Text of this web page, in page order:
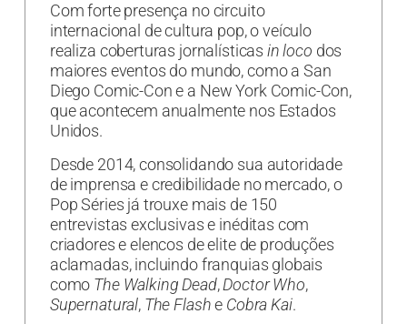
Com forte presença no circuito
internacional de cultura pop, o veículo
realiza coberturas jornalísticas in loco dos
maiores eventos do mundo, como a San
Diego Comic-Con e a New York Comic-Con,
que acontecem anualmente nos Estados
Unidos.
Desde 2014, consolidando sua autoridade
de imprensa e credibilidade no mercado, o
Pop Séries já trouxe mais de 150
entrevistas exclusivas e inéditas com
criadores e elencos de elite de produções
aclamadas, incluindo franquias globais
como The Walking Dead,Doctor Who,
Supernatural, The Flashe Cobra Kai.